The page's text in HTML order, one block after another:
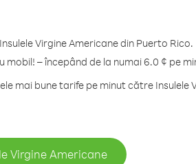
Virgine Americane din Puerto Rico.
mobil! – începând de la numai 6.0 ¢ pe
mai bune tarife pe minut către Insulele
Virgine Americane